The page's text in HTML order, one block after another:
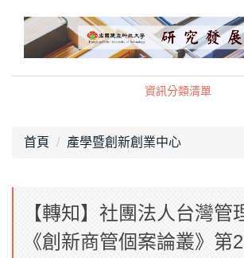
資訊分類清單
職涯發展中心
校務研究中心
首頁 產學暨創新創業中心
【轉知】社團法人台灣管
《創新商管個案論叢》第